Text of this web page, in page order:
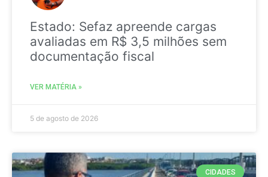
Estado: Sefaz apreende cargas
avaliadas em R$ 3,5 milhões sem
documentação fiscal
VER MATÉRIA »
5 de agosto de 2026
CIDADES